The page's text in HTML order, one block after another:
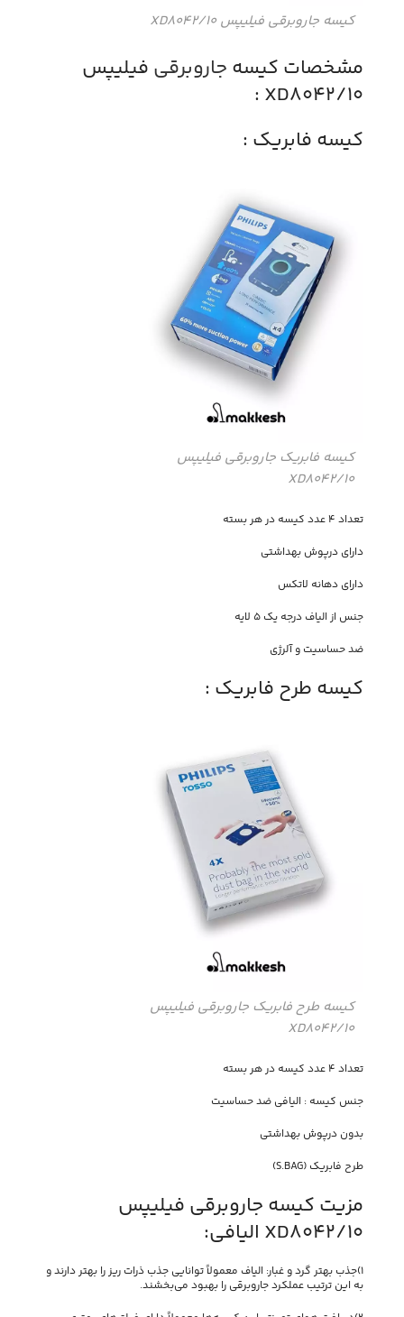
کیسه جاروبرقی فیلیپس XD8042/10
مشخصات کیسه جاروبرقی فیلیپس
XD8042/10 :
کیسه فابریک :
کیسه فابریک جاروبرقی فیلیپس
XD8042/10
تعداد 4 عدد کیسه در هر بسته
دارای درپوش بهداشتی
دارای دهانه لاتکس
جنس از الیاف درجه یک 5 لایه
ضد حساسیت و آلرژی
کیسه طرح فابریک :
کیسه طرح فابریک جاروبرقی فیلیپس
XD8042/10
تعداد 4 عدد کیسه در هر بسته
جنس کیسه : الیافی ضد حساسیت
بدون درپوش بهداشتی
طرح فابریک (S.BAG)
مزیت کیسه جاروبرقی فیلیپس
XD8042/10 الیافی:
1)جذب بهتر گرد و غبار: الیاف معمولاً توانایی جذب ذرات ریز را بهتر دارند و
به این ترتیب عملکرد جاروبرقی را بهبود می‌بخشند.